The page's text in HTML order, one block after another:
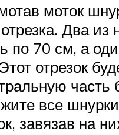
моток
Два из
по 70 см, а
отрезок
часть
все
завязав на